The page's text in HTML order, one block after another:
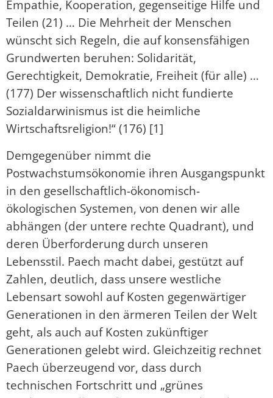
Empathie, Kooperation, gegenseitige Hilfe und
Teilen (21) … Die Mehrheit der Menschen
wünscht sich Regeln, die auf konsensfähigen
Grundwerten beruhen: Solidarität,
Gerechtigkeit, Demokratie, Freiheit (für alle) …
(177) Der wissenschaftlich nicht fundierte
Sozialdarwinismus ist die heimliche
Wirtschaftsreligion!“ (176) [1]
Demgegenüber nimmt die
Postwachstumsökonomie ihren Ausgangspunkt
in den gesellschaftlich-ökonomisch-
ökologischen Systemen, von denen wir alle
abhängen (der untere rechte Quadrant), und
deren Überforderung durch unseren
Lebensstil. Paech macht dabei, gestützt auf
Zahlen, deutlich, dass unsere westliche
Lebensart sowohl auf Kosten gegenwärtiger
Generationen in den ärmeren Teilen der Welt
geht, als auch auf Kosten zukünftiger
Generationen gelebt wird. Gleichzeitig rechnet
Paech überzeugend vor, dass durch
technischen Fortschritt und „grünes